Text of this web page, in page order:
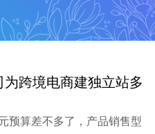
跨境电商建独立站多
预算差不多了，产品销售型